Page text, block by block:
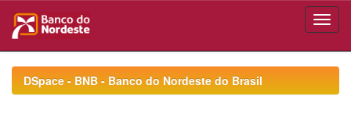
navigationDSpace - BNB - Banco do Nordeste do Brasil